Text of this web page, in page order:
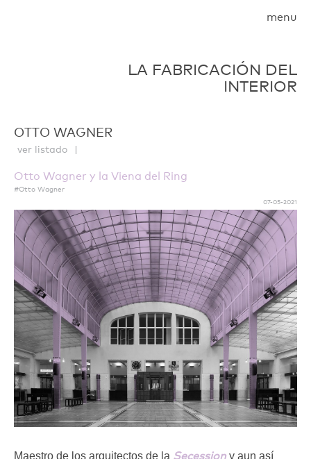
menu
LA FABRICACIÓN DEL
INTERIOR
OTTO WAGNER
ver listado
Otto Wagner y la Viena del Ring
#Otto Wagner
07-05-2021
Maestro de los arquitectos de la Secession y aun así